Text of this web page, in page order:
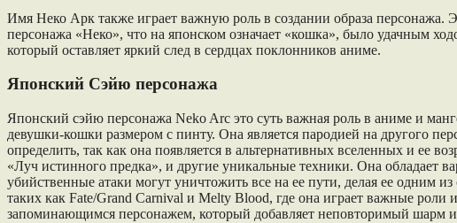
Имя Неко Арк также играет важную роль в создании образа персонажа.
персонажа «Неко», что на японском означает «кошка», было удачным
который оставляет яркий след в сердцах поклонников аниме.
Японский Сэйю персонажа
Японский cэйю персонажа Neko Arc это суть важная роль в аниме и
девушки-кошки размером с пинту. Она является пародией на другого
определить, так как она появляется в альтернативных вселенных и ее
«Луч истинного предка», и другие уникальные техники. Она обладает
убийственные атаки могут уничтожить все на ее пути, делая ее одним
таких как Fate/Grand Carnival и Melty Blood, где она играет важные
запоминающимся персонажем, который добавляет неповторимый шарм